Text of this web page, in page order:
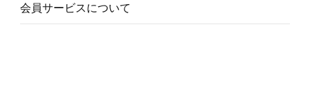
会員サービスについて